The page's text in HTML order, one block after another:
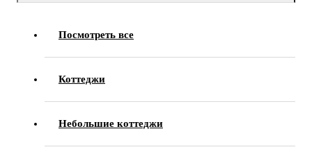
Посмотреть все
Коттеджи
Небольшие коттеджи